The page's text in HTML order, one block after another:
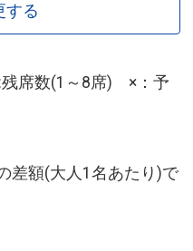
する
席数(1～8席) ×：予
差額(大人1名あたり)で